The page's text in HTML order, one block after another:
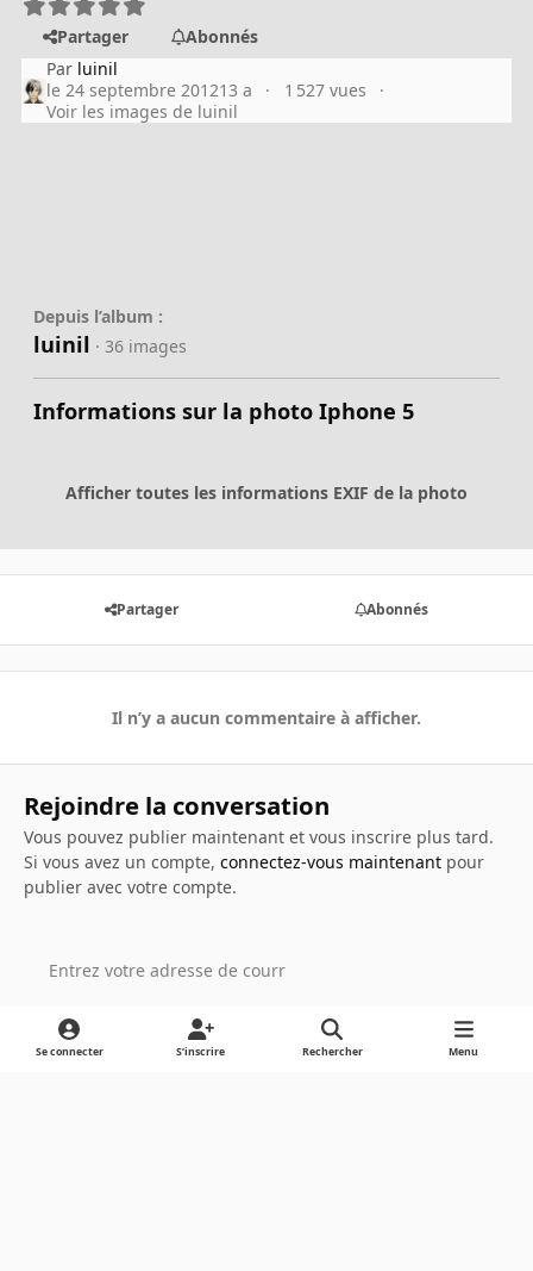
Partager
Abonnés
Par luinil
le 24 septembre 201213 a
1 527 vues
Voir les images de luinil
Depuis l’album :
luinil · 36 images
Informations sur la photo Iphone 5
Afficher toutes les informations EXIF de la photo
Partager Abonnés
Il n’y a aucun commentaire à afficher.
Rejoindre la conversation
Vous pouvez publier maintenant et vous inscrire plus tard.
Si vous avez un compte, connectez-vous maintenantpour
publier avec votre compte.
Ajouter un commentaire…
Se connecter S’inscrire Rechercher Menu